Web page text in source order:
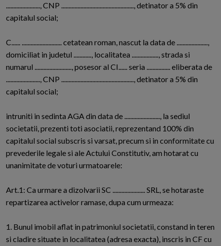
......................., CNP ................................................., detinator a 5% din
capitalul social;
C...... ........................... cetatean roman, nascut la data de .....................,
domiciliat in judetul ............, localitatea .................., strada si
numarul ........................., posesor al CI...... seria ................ eliberata de
......................., CNP ................................................., detinator a 5% din
capitalul social;
intruniti in sedinta AGA din data de ........................, la sediul
societatii, prezenti toti asociatii, reprezentand 100% din
capitalul social subscris si varsat, precum si in conformitate cu
prevederile legale si ale Actului Constitutiv, am hotarat cu
unanimitate de voturi urmatoarele:
Art.1: Ca urmare a dizolvarii SC ...................... SRL, se hotaraste
repartizarea activelor ramase, dupa cum urmeaza:
1. Bunul imobil aflat in patrimoniul societatii, constand in teren
si cladire situate in localitatea (adresa exacta), inscris in CF cu